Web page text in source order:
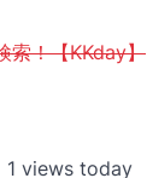
索！【KKday】
views today